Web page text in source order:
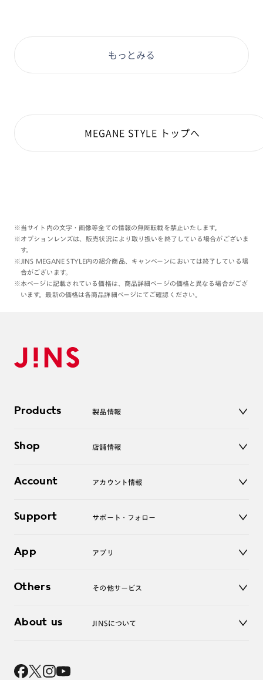
もっとみる
MEGANE STYLE トップへ
※当サイト内の文字・画像等全ての情報の無断転載を禁止いたします。
※オプションレンズは、販売状況により取り扱いを終了している場合がございま
す。
※JINS MEGANE STYLE内の紹介商品、キャンペーンにおいては終了している場
合がございます。
※本ページに記載されている価格は、商品詳細ページの価格と異なる場合がござ
います。最新の価格は各商品詳細ページにてご確認ください。
Products 製品情報
サングラス
コンタクトレンズ
アクセサリー
Shop 店舗情報
オンラインショップ
Account アカウント情報
ログアウト
Support サポート・フォロー
よくあるご質問
お問い合わせ
App アプリ
Others その他サービス
レンズ交換
About us JINSについて
採用情報